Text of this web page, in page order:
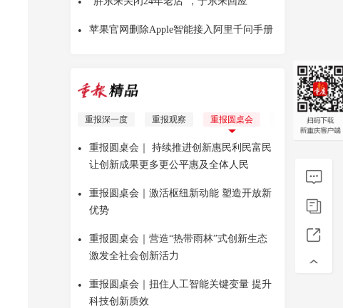
• 苹果官网删除Apple智能接入阿里千问手册
重报深一度 重报观察 重报圆桌会 理响青年
•
重报圆桌会｜ 持续推进创新惠民利民富民
让创新成果更多更公平惠及全体人民
•
重报圆桌会｜激活枢纽新动能 塑造开放新
优势
•
重报圆桌会｜营造“热带雨林”式创新生态
激发全社会创新活力
•
重报圆桌会｜扭住人工智能关键变量 提升
科技创新质效